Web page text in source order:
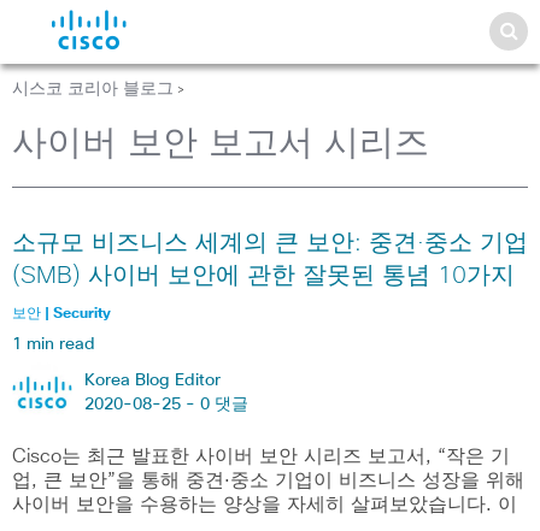
시스코 코리아 블로그 >
사이버 보안 보고서 시리즈
소규모 비즈니스 세계의 큰 보안: 중견∙중소 기업
(SMB) 사이버 보안에 관한 잘못된 통념 10가지
보안 | Security
1 min read
Korea Blog Editor
2020-08-25 - 0 댓글
Cisco는 최근 발표한 사이버 보안 시리즈 보고서, “작은 기
업, 큰 보안”을 통해 중견∙중소 기업이 비즈니스 성장을 위해
사이버 보안을 수용하는 양상을 자세히 살펴보았습니다. 이